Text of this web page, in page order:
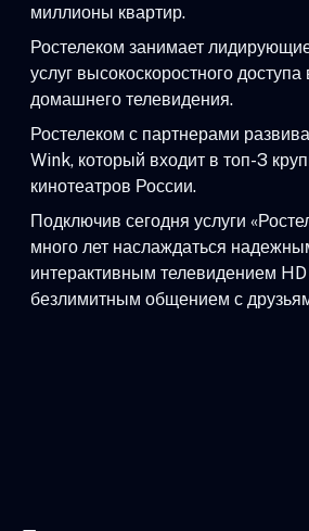
миллионы квартир.
Ростелеком занимает
услуг высокоскоростного доступа
домашнего телевидения.
Ростелеком с партнерами
Wink, который входит в топ-3
кинотеатров России.
Подключив сегодня услуги
много лет наслаждаться
интерактивным телевидением HD
безлимитным общением с